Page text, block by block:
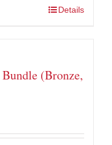
Details
(Bronze,